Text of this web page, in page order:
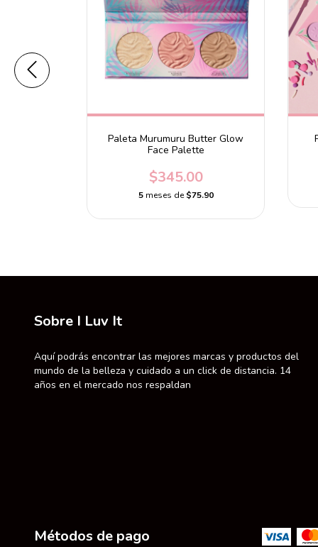
Paleta Murumuru Butter Glow
Face Palette
$345.00
5 meses de$75.90
Sobre I Luv It
Aquí podrás encontrar las mejores marcas y productos del
mundo de la belleza y cuidado a un click de distancia. 14
años en el mercado nos respaldan
Métodos de pago